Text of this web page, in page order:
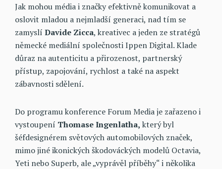
Jak mohou média i značky efektivně komunikovat a
oslovit mladou a nejmladší generaci, nad tím se
zamyslí Davide Zicca, kreativec a jeden ze stratégů
německé mediální společnosti Ippen Digital. Klade
důraz na autenticitu a přirozenost, partnerský
přístup, zapojování, rychlost a také na aspekt
zábavnosti sdělení.
Do programu konference Forum Media je zařazeno i
vystoupení Thomase Ingenlatha, který byl
šéfdesignérem světových automobilových značek,
mimo jiné ikonických škodováckých modelů Octavia,
Yeti nebo Superb, ale „vyprávěl příběhy“ i několika